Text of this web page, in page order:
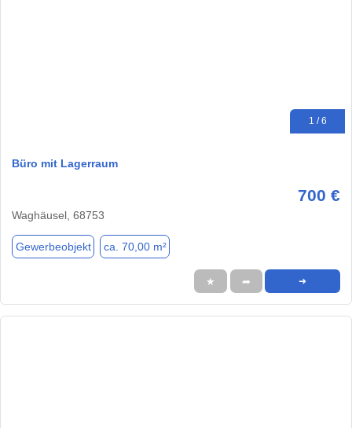
1 / 6
Büro mit Lagerraum
700 €
Waghäusel, 68753
Gewerbeobjekt ca. 70,00 m²
★ ➦ ➜